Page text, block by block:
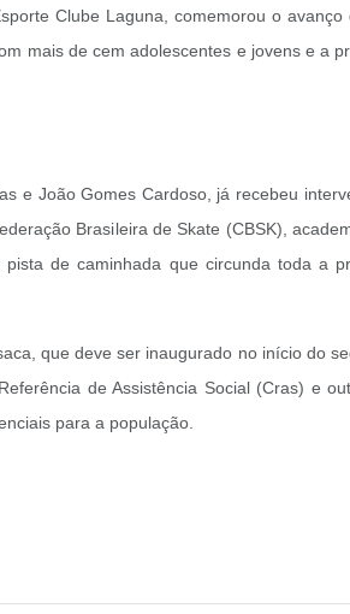
Clube Laguna, comemorou o
mais de cem adolescentes e jovens e a
e João Gomes Cardoso, já recebeu
Brasileira de Skate (CBSK),
de caminhada que circunda toda a
que deve ser inaugurado no início do
de Assistência Social (Cras) e
para a população.